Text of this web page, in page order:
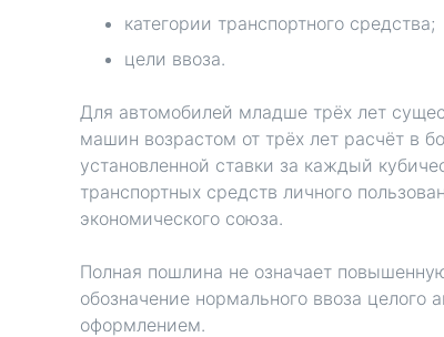
категории транспортного средства;
цели ввоза.
Для автомобилей младше трёх лет
машин возрастом от трёх лет расчёт в
установленной ставки за каждый
транспортных средств личного
экономического союза.
Полная пошлина не означает
обозначение нормального ввоза
оформлением.